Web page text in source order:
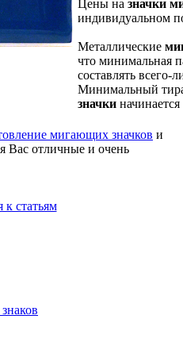
Цены на значки
индивидуальном
Металлические
что минимальная
составлять всего-
Минимальный
значки
мигающих значков и
Вас отличные и очень
к статьям